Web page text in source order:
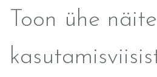
Toon ühe